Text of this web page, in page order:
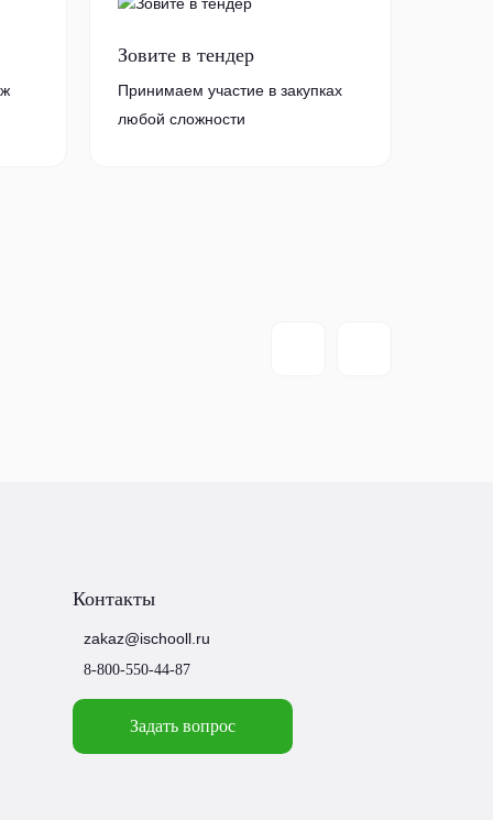
Зовите в тендер
Принимаем участие в закупках
любой сложности
Контакты
zakaz@ischooll.ru
8-800-550-44-87
Задать вопрос